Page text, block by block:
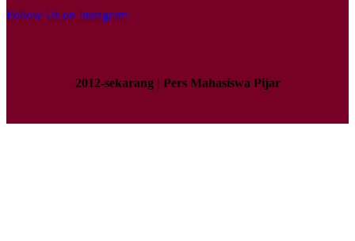
Follow Us on Instagram
2012-sekarang | Pers Mahasiswa Pijar